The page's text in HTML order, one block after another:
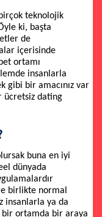
teknolojik
ki, başta
de
içerisinde
ortamı
insanlarla
gibi bir amacınız var
ücretsiz dating
buna en iyi
dünyada
birlikte normal
insanlarla ya da
ortamda bir araya